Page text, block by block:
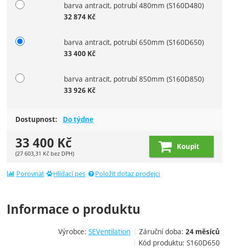
Vyberte variantubarva antracit, potrubí 480mm(S160D480)
32 874 Kč
barva antracit, potrubí 650mm(S160D650)
33 400 Kč
barva antracit, potrubí 850mm(S160D850)
33 926 Kč
Dostupnost: Do týdne
33 400 Kč
(27 603,31 Kč bez DPH)
Koupit
Porovnat Hlídací pes Položit dotaz prodejci
Informace o produktu
Výrobce: SEVentilation Záruční doba: 24 měsíců
Kód produktu: S160D650